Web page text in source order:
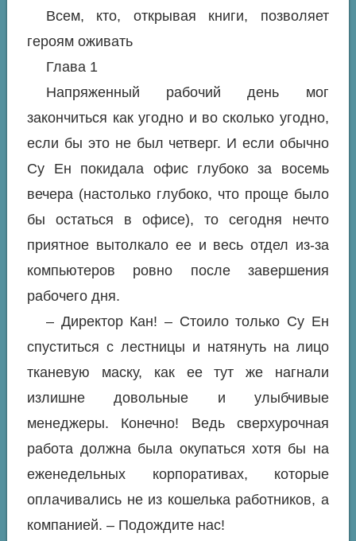
Всем, кто, открывая книги, позволяет
героям оживать
Глава 1
Напряженный рабочий день мог
закончиться как угодно и во сколько угодно,
если бы это не был четверг. И если обычно
Су Ен покидала офис глубоко за восемь
вечера (настолько глубоко, что проще было
бы остаться в офисе), то сегодня нечто
приятное вытолкало ее и весь отдел из-за
компьютеров ровно после завершения
рабочего дня.
– Директор Кан! – Стоило только Су Ен
спуститься с лестницы и натянуть на лицо
тканевую маску, как ее тут же нагнали
излишне довольные и улыбчивые
менеджеры. Конечно! Ведь сверхурочная
работа должна была окупаться хотя бы на
еженедельных корпоративах, которые
оплачивались не из кошелька работников, а
компанией. – Подождите нас!